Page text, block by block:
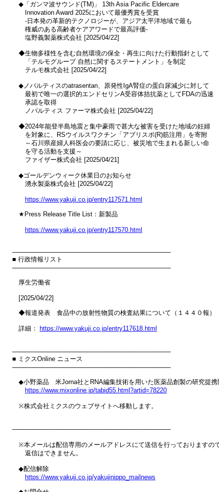
◆「ガンマ波サウンド(TM)」 13th Asia Pacific Eldercare
Innovation Award 2025において最優秀賞を受賞
‐日本発の革新的テクノロジーが、アジア太平洋地域で最も
権威のある高齢者ケアアワードで最高評価‐
塩野義製薬株式会社 [2025/04/22]
◆生物多様性を含む自然環境の保全・再生に向けた行動指針として
「テルモグループ 自然に関するステートメント」を制定
テルモ株式会社 [2025/04/22]
◆ノバルティスのatrasentan、原発性IgA腎症の蛋白尿減少に対して
最初で唯一の選択的エンドセリンA受容体拮抗薬としてFDAの迅速
承認を取得
ノバルティス ファーマ株式会社 [2025/04/22]
◆2024年能登半島地震と集中豪雨で甚大な被害を受けた地域の妊婦
を対象に、RSウイルスワクチン「アブリスボ(R)筋注用」を寄附
～石川県産婦人科医会の要請に応じ、被災地で生まれる新しい命
を守る活動を支援～
ファイザー株式会社 [2025/04/21]
◆ゴールデンウィーク休業日のお知らせ
湧永製薬株式会社 [2025/04/22]
https://www.yakuji.co.jp/entry117571.html
★Press Release Title List：新製品
https://www.yakuji.co.jp/entry117570.html
────────────────────────────────────
■ 行政情報リスト
────────────────────────────────────
厚生労働省
[2025/04/22]
◆報道発表　食品中の放射性物質の検査結果について（１４４０報）
詳細： https://www.yakuji.co.jp/entry117618.html
────────────────────────────────────
■ ミクスOnline ニュース
────────────────────────────────────
◆小野薬品　米Jorna社とRNA編集技術を用いた医薬品創製の研究提携
https://www.mixonline.jp/tabid55.html?artid=78220
※株式会社ミクスのウェブサイトへ移動します。
────────────────────────────────────
※本メールは配信専用のメールアドレスにて送信を行っておりますの
返信はできません。
◆配信解除
https://www.yakuji.co.jp/yakujinippo_mailnews